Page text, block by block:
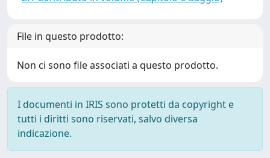
File in questo prodotto:
Non ci sono file associati a questo prodotto.
I documenti in IRIS sono protetti da copyright e
tutti i diritti sono riservati, salvo diversa
indicazione.